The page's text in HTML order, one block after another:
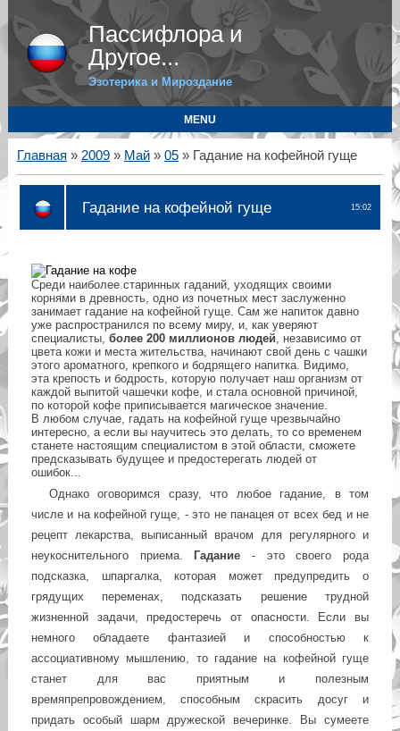
Пассифлора и
Другое...
Эзотерика и Мироздание
MENU
Главная » 2009 » Май » 05» Гадание на кофейной гуще
15:02
Гадание на кофейной гуще
Среди наиболее старинных гаданий, уходящих своими
корнями в древность, одно из почетных мест заслуженно
занимает гадание на кофейной гуще. Сам же напиток давно
уже распространился по всему миру, и, как уверяют
специалисты, более 200 миллионов людей , независимо от
цвета кожи и места жительства, начинают свой день с чашки
этого ароматного, крепкого и бодрящего напитка. Видимо,
эта крепость и бодрость, которую получает наш организм от
каждой выпитой чашечки кофе, и стала основной причиной,
по которой кофе приписывается магическое значение.
В любом случае, гадать на кофейной гуще чрезвычайно
интересно, а если вы научитесь это делать, то со временем
станете настоящим специалистом в этой области, сможете
предсказывать будущее и предостерегать людей от
ошибок...
Однако оговоримся сразу, что любое гадание, в том
числе и на кофейной гуще, - это не панацея от всех бед и не
рецепт лекарства, выписанный врачом для регулярного и
неукоснительного приема.Гадание - это своего рода
подсказка, шпаргалка, которая может предупредить о
грядущих переменах, подсказать решение трудной
жизненной задачи, предостеречь от опасности. Если вы
немного обладаете фантазией и способностью к
ассоциативному мышлению, то гадание на кофейной гуще
станет для вас приятным и полезным
времяпрепровождением, способным скрасить досуг и
придать особый шарм дружеской вечеринке. Вы сумеете